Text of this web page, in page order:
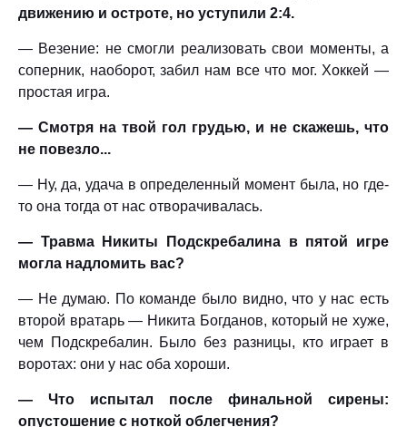
движению и остроте, но уступили 2:4.
— Везение: не смогли реализовать свои моменты, а
соперник, наоборот, забил нам все что мог. Хоккей —
простая игра.
— Смотря на твой гол грудью, и не скажешь, что
не повезло...
— Ну, да, удача в определенный момент была, но где-
то она тогда от нас отворачивалась.
— Травма Никиты Подскребалина в пятой игре
могла надломить вас?
— Не думаю. По команде было видно, что у нас есть
второй вратарь — Никита Богданов, который не хуже,
чем Подскребалин. Было без разницы, кто играет в
воротах: они у нас оба хороши.
— Что испытал после финальной сирены:
опустошение с ноткой облегчения?